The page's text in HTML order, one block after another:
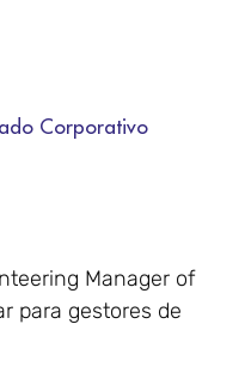
Corporativo
Manager of
para gestores de